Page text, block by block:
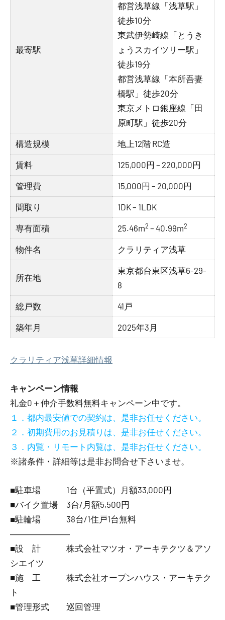
最寄駅
都営浅草線「浅草駅」
徒歩10分
東武伊勢崎線「とうき
ょうスカイツリー駅」
徒歩19分
都営浅草線「本所吾妻
橋駅」徒歩20分
東京メトロ銀座線「田
原町駅」徒歩20分
構造規模 地上12階 RC造
賃料 125,000円 – 220,000円
管理費 15,000円 – 20,000円
間取り 1DK – 1LDK
専有面積 25.46m2 – 40.99m2
物件名 クラリティア浅草
所在地
東京都台東区浅草6-29-
8
総戸数 41戸
築年月 2025年3月
クラリティア浅草詳細情報
キャンペーン情報
礼金0 ＋ 仲介手数料無料キャンペーン中です。
１．都内最安値での契約は、是非お任せください。
２．初期費用のお見積りは、是非お任せください。
３．内覧・リモート内覧は、是非お任せください。
※諸条件・詳細等は是非お問合せ下さいませ。
■駐車場 1台（平置式）月額33,000円
■バイク置場 3台/月額5,500円
■駐輪場 38台/1住戸1台無料
―――――――
■設 計 株式会社マツオ・アーキテクツ＆アソ
シエイツ
■施 工 株式会社オープンハウス・アーキテク
ト
■管理形式 巡回管理